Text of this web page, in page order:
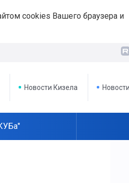
cookies Вашего браузера и
Новости Кизела